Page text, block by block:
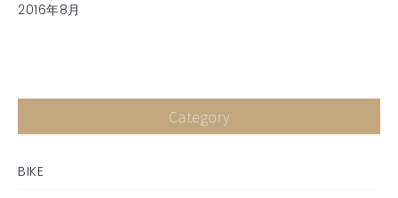
2016年8月
Category
BIKE